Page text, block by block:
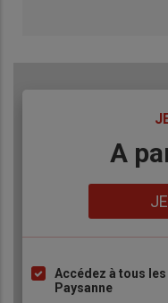
A
ListeAccédez à tous
Paysanne